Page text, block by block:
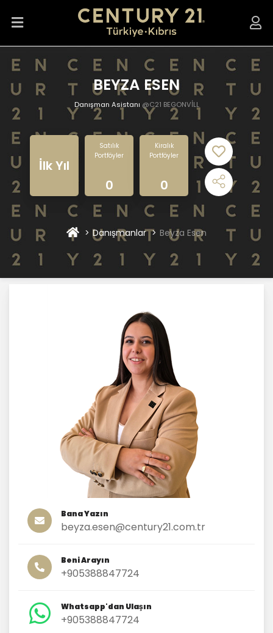
BEYZA ESEN
Danışman Asistanı @C21 BEGONVİLL
İlk Yıl
Satılık
Portföyler
0
Kiralık
Portföyler
0
Danışmanlar Beyza Esen
Bana Yazın
beyza.esen@century21.com.tr
Beni Arayın
+905388847724
Whatsapp'dan Ulaşın
+905388847724